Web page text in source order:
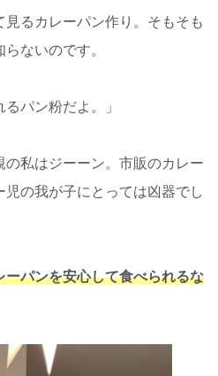
るカレーパン作り。そもそも
ないのです。
パン粉だよ。」
の私はジーーン。市販のカレー
の我が子にとっては凶器でし
パンを安心して食べられるな